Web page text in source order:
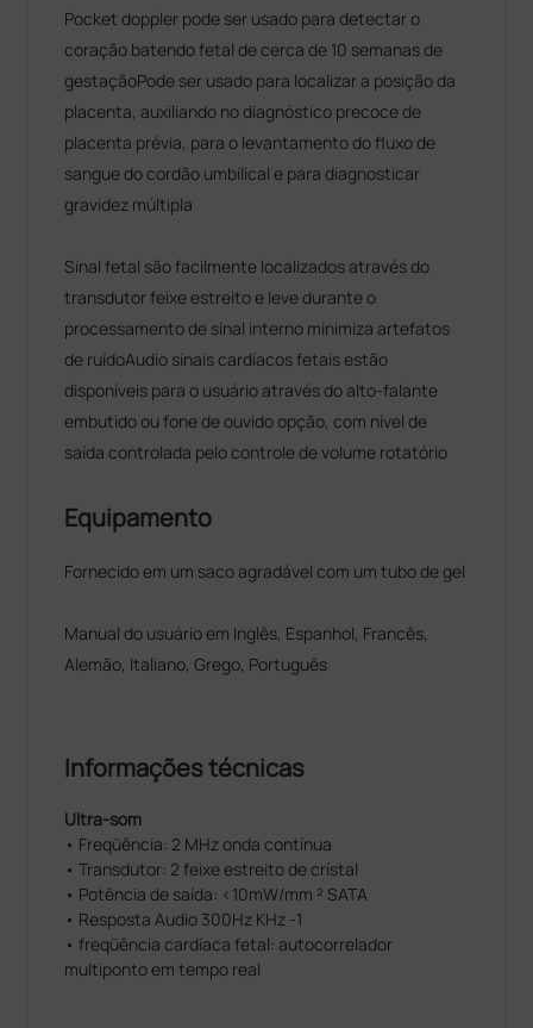
Pocket doppler pode ser usado para detectar o
coração batendo fetal de cerca de 10 semanas de
gestaçãoPode ser usado para localizar a posição da
placenta, auxiliando no diagnóstico precoce de
placenta prévia, para o levantamento do fluxo de
sangue do cordão umbilical e para diagnosticar
gravidez múltipla
Sinal fetal são facilmente localizados através do
transdutor feixe estreito e leve durante o
processamento de sinal interno minimiza artefatos
de ruídoAudio sinais cardíacos fetais estão
disponíveis para o usuário através do alto-falante
embutido ou fone de ouvido opção, com nível de
saída controlada pelo controle de volume rotatório
Equipamento
Fornecido em um saco agradável com um tubo de gel
Manual do usuário em Inglês, Espanhol, Francês,
Alemão, Italiano, Grego, Português
Informações técnicas
Ultra-som
• Freqüência: 2 MHz onda contínua
• Transdutor: 2 feixe estreito de cristal
• Potência de saída: <10mW/mm ² SATA
• Resposta Audio 300Hz KHz -1
• freqüência cardíaca fetal: autocorrelador
multiponto em tempo real